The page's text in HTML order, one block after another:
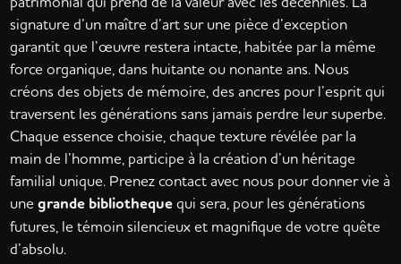
signature d’un maître d’art sur une pièce d’exception
garantit que l’œuvre restera intacte, habitée par la même
force organique, dans huitante ou nonante ans. Nous
créons des objets de mémoire, des ancres pour l’esprit qui
traversent les générations sans jamais perdre leur superbe.
Chaque essence choisie, chaque texture révélée par la
main de l’homme, participe à la création d’un héritage
familial unique. Prenez contact avec nous pour donner vie à
unegrande bibliothequequi sera, pour les générations
futures, le témoin silencieux et magnifique de votre quête
d’absolu.